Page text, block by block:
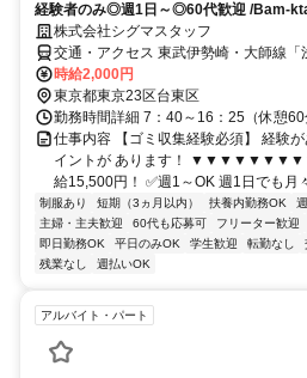
経験者のみ◎週1日～◎60代歓迎 /Bam-
株式会社シグマスタッフ
交通・アクセス 東武伊勢崎・大師線
ロ銀座線「浅草駅」徒歩10分 ／つくば
10分
時給2,000円
東京都東京23区台東区
勤務時間詳細 7：40～16：25（休憩
仕事内容 【ゴミ収集経験必須】 経験
イントが あります！
給15,500円！ ✅週1～OK 週1日でも月
制服あり 短期（3ヵ月以内） 扶養内勤務OK
主婦・主夫歓迎
60代も応募可 フリーター歓迎
即日勤務OK
平日のみOK 学生歓迎 転勤なし
残業なし
週払いOK
アルバイト・パート